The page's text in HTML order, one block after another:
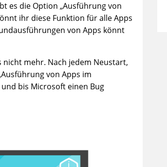
es die Option „Ausführung von
ihr diese Funktion für alle Apps
von Apps könnt
mehr. Nach jedem Neustart,
von Apps im
bis Microsoft einen Bug